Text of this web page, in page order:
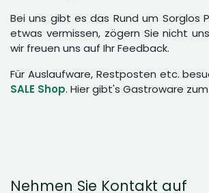
Bei uns gibt es das Rund um Sorglos
etwas vermissen, zögern Sie nicht
wir freuen uns auf Ihr Feedback.
Für Auslaufware, Restposten etc.
SALE Shop. Hier gibt's Gastroware
Nehmen Sie Kontakt auf